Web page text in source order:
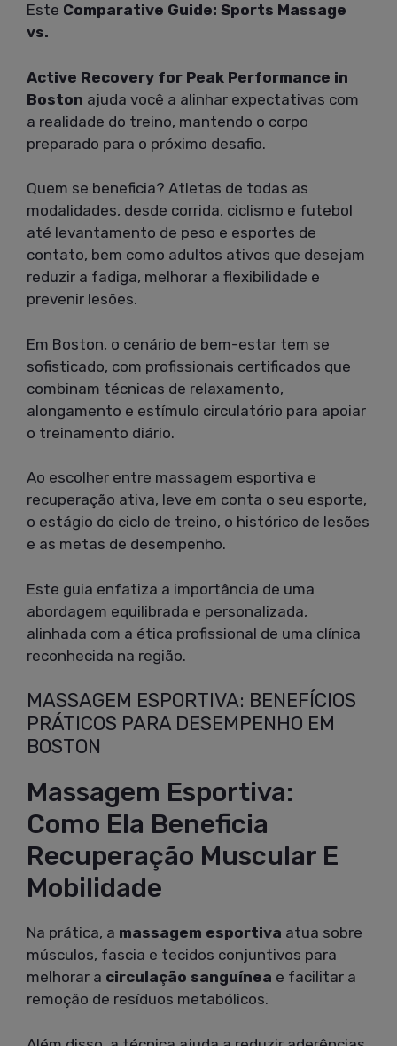
Este Comparative Guide: Sports Massage
vs.
Active Recovery for Peak Performance in
Boston ajuda você a alinhar expectativas com
a realidade do treino, mantendo o corpo
preparado para o próximo desafio.
Quem se beneficia? Atletas de todas as
modalidades, desde corrida, ciclismo e futebol
até levantamento de peso e esportes de
contato, bem como adultos ativos que desejam
reduzir a fadiga, melhorar a flexibilidade e
prevenir lesões.
Em Boston, o cenário de bem-estar tem se
sofisticado, com profissionais certificados que
combinam técnicas de relaxamento,
alongamento e estímulo circulatório para apoiar
o treinamento diário.
Ao escolher entre massagem esportiva e
recuperação ativa, leve em conta o seu esporte,
o estágio do ciclo de treino, o histórico de lesões
e as metas de desempenho.
Este guia enfatiza a importância de uma
abordagem equilibrada e personalizada,
alinhada com a ética profissional de uma clínica
reconhecida na região.
MASSAGEM ESPORTIVA: BENEFÍCIOS
PRÁTICOS PARA DESEMPENHO EM
BOSTON
Massagem Esportiva:
Como Ela Beneficia
Recuperação Muscular E
Mobilidade
Na prática, a massagem esportiva atua sobre
músculos, fascia e tecidos conjuntivos para
melhorar a circulação sanguínea e facilitar a
remoção de resíduos metabólicos.